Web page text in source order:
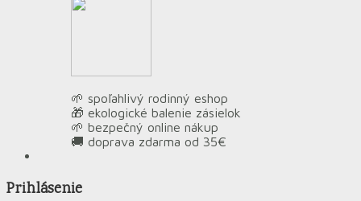
🌱 spoľahlivý rodinný eshop
🎁 ekologické balenie zásielok
🌱 bezpečný online nákup
🚚 doprava zdarma od 35€
Prihlásenie